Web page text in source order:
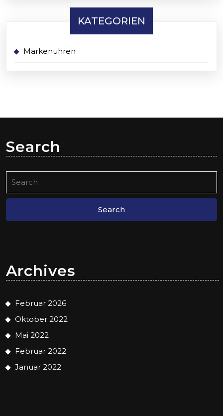
KATEGORIEN
Markenuhren
Search
for:
Archives
Februar 2026
Oktober 2022
Mai 2022
Februar 2022
Januar 2022